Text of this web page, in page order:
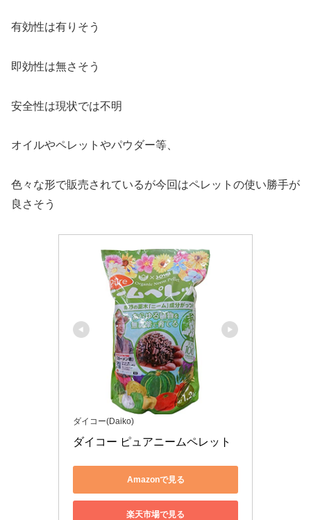
有効性は有りそう
即効性は無さそう
安全性は現状では不明
オイルやペレットやパウダー等、
色々な形で販売されているが今回はペレットの使い勝手が
良さそう
ダイコー(Daiko)
ダイコー ピュアニームペレット
Amazonで見る
楽天市場で見る